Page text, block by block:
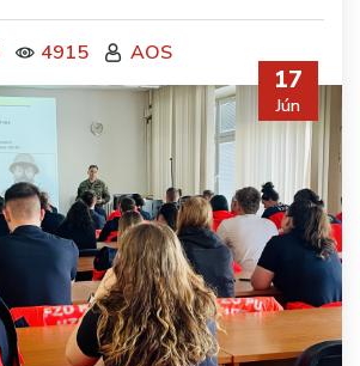
4915 AOS
17
Jún